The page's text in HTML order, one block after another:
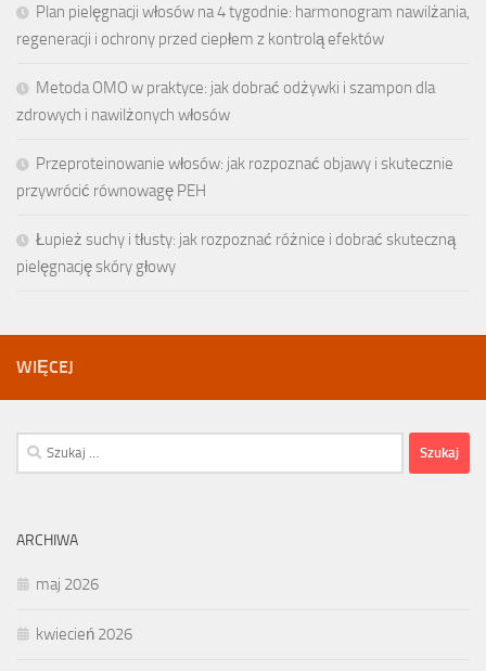
Plan pielęgnacji włosów na 4 tygodnie: harmonogram nawilżania,
regeneracji i ochrony przed ciepłem z kontrolą efektów
Metoda OMO w praktyce: jak dobrać odżywki i szampon dla
zdrowych i nawilżonych włosów
Przeproteinowanie włosów: jak rozpoznać objawy i skutecznie
przywrócić równowagę PEH
Łupież suchy i tłusty: jak rozpoznać różnice i dobrać skuteczną
pielęgnację skóry głowy
WIĘCEJ
Szukaj:
ARCHIWA
maj 2026
kwiecień 2026